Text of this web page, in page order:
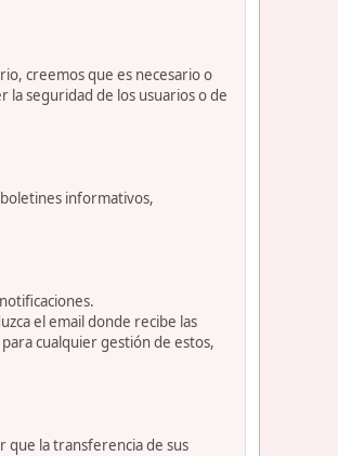
creemos que es necesario o
seguridad de los usuarios o de
informativos,
el email donde recibe las
cualquier gestión de estos,
que la transferencia de sus